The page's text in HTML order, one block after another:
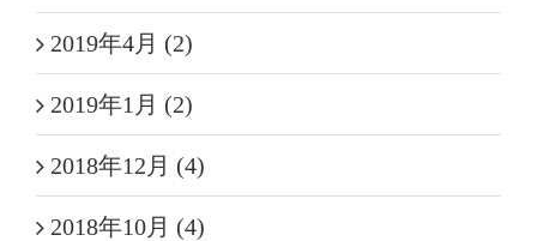
2019年4月 (2)
2019年1月 (2)
2018年12月 (4)
2018年10月 (4)